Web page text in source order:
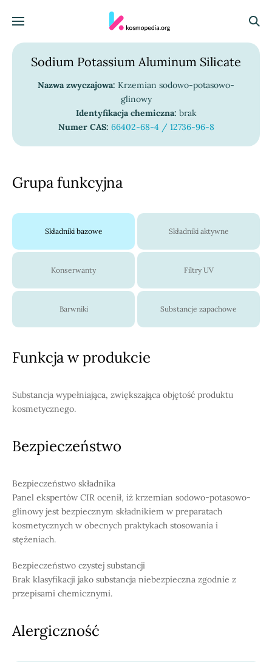
Menu
Sodium Potassium Aluminum Silicate
Nazwa zwyczajowa: Krzemian sodowo-potasowo-
glinowy
Identyfikacja chemiczna: brak
Numer CAS: 66402-68-4 / 12736-96-8
Grupa funkcyjna
Składniki bazowe Składniki aktywne
Konserwanty Filtry UV
Barwniki Substancje zapachowe
Funkcja w produkcie
Substancja wypełniająca, zwiększająca objętość produktu
kosmetycznego.
Bezpieczeństwo
Bezpieczeństwo składnika
Panel ekspertów CIR ocenił, iż krzemian sodowo-potasowo-
glinowy jest bezpiecznym składnikiem w preparatach
kosmetycznych w obecnych praktykach stosowania i
stężeniach.
Bezpieczeństwo czystej substancji
Brak klasyfikacji jako substancja niebezpieczna zgodnie z
przepisami chemicznymi.
Alergiczność